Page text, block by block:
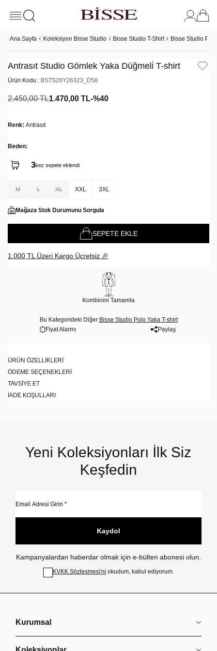
Ana Sayfa Koleksiyon Bisse Studio Bisse Studio T-Shirt Bisse Studio
Antrasıt Studio Gömlek Yaka Düğmeli̇ T-shirt
Ürün Kodu : BSTS26Y26323_D58
2.450,00TL1.470,00 TL-%40
Renk: Antrasıt
Beden:
3kez sepete eklendi
2kez satın alındı
M L XL XXL 3XL
Mağaza Stok Durumunu Sorgula
SEPETE EKLE
1.000 TL Üzeri Kargo Ücretsiz 🎉
Kombinini Tamamla
Bu Kategorideki Diğer Bisse Studio Polo Yaka T-shirt
Fiyat Alarmı
Paylaş
ÜRÜN ÖZELLIKLERI
ÖDEME SEÇENEKLERI
TAVSIYE ET
İADE KOŞULLARI
Yeni Koleksiyonları İlk Siz
Keşfedin
Kaydol
Kampanyalardan haberdar olmak için e-bülten abonesi olun.
KVKK Sözleşmesi'ni okudum, kabul ediyorum.
Kurumsal